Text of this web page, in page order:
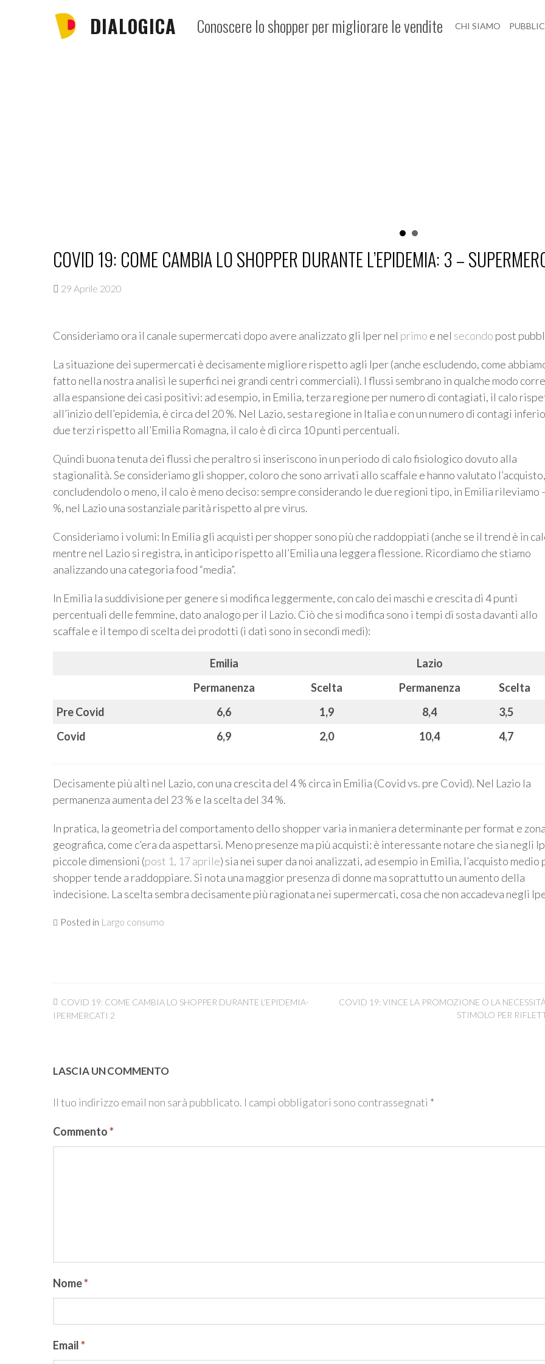
DIALOGICA Conoscere lo shopper per migliorare le vendite CHI SIAMO
COVID 19: COME CAMBIA LO SHOPPER DURANTE L’EPIDEMIA: 3 –
29 Aprile 2020
Consideriamo ora il canale supermercati dopo avere analizzato gli Iper nel primo e nel secondo post
La situazione dei supermercati è decisamente migliore rispetto agli Iper (anche escludendo, come
fatto nella nostra analisi le superfici nei grandi centri commerciali). I flussi sembrano in qualche modo
alla espansione dei casi positivi: ad esempio, in Emilia, terza regione per numero di contagiati, il calo
all’inizio dell’epidemia, è circa del 20 %. Nel Lazio, sesta regione in Italia e con un numero di contagi
due terzi rispetto all’Emilia Romagna, il calo è di circa 10 punti percentuali.
Quindi buona tenuta dei flussi che peraltro si inseriscono in un periodo di calo fisiologico dovuto alla
stagionalità. Se consideriamo gli shopper, coloro che sono arrivati allo scaffale e hanno valutato l’acquisto,
concludendolo o meno, il calo è meno deciso: sempre considerando le due regioni tipo, in Emilia rileviamo
%, nel Lazio una sostanziale parità rispetto al pre virus.
Consideriamo i volumi: In Emilia gli acquisti per shopper sono più che raddoppiati (anche se il trend è in
mentre nel Lazio si registra, in anticipo rispetto all’Emilia una leggera flessione. Ricordiamo che stiamo
analizzando una categoria food “media”.
In Emilia la suddivisione per genere si modifica leggermente, con calo dei maschi e crescita di 4 punti
percentuali delle femmine, dato analogo per il Lazio. Ciò che si modifica sono i tempi di sosta davanti allo
scaffale e il tempo di scelta dei prodotti (i dati sono in secondi medi):
Emilia
Lazio
Permanenza
Scelta Permanenza
Scelta
Pre Covid
6,6 1,9 8,4
3,5
Covid
6,9 2,0 10,4 4,7
Decisamente più alti nel Lazio, con una crescita del 4 % circa in Emilia (Covid vs. pre Covid). Nel Lazio la
permanenza aumenta del 23 % e la scelta del 34 %.
In pratica, la geometria del comportamento dello shopper varia in maniera determinante per format e
geografica, come c’era da aspettarsi. Meno presenze ma più acquisti: è interessante notare che sia negli
piccole dimensioni (post 1, 17 aprile) sia nei super da noi analizzati, ad esempio in Emilia, l’acquisto medio
shopper tende a raddoppiare. Si nota una maggior presenza di donne ma soprattutto un aumento della
indecisione. La scelta sembra decisamente più ragionata nei supermercati, cosa che non accadeva negli
Posted in Largo consumo
Navigazione
articoli
COVID 19: COME CAMBIA LO SHOPPER DURANTE L’EPIDEMIA-
IPERMERCATI 2
COVID 19: VINCE LA PROMOZIONE O LA
STIMOLO PER
LASCIA UN COMMENTO
Il tuo indirizzo email non sarà pubblicato. I campi obbligatori sono contrassegnati *
Commento*
Nome*
Email*